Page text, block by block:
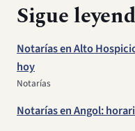
Sigue
Notarías en Alto
hoy
Notarías
Notarías en Angol: